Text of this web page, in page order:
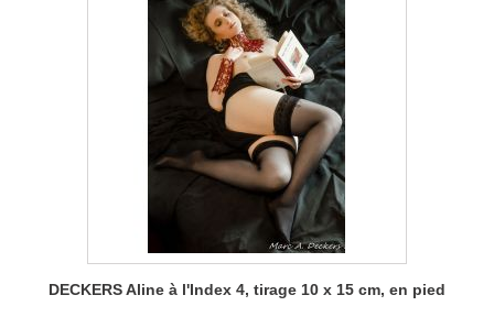
DECKERS Aline à l'Index 4, tirage 10 x 15 cm, en pied